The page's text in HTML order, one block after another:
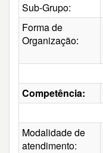
Sub-Grupo:
Forma de
Organização:
Competência:
Modalidade de
atendimento: